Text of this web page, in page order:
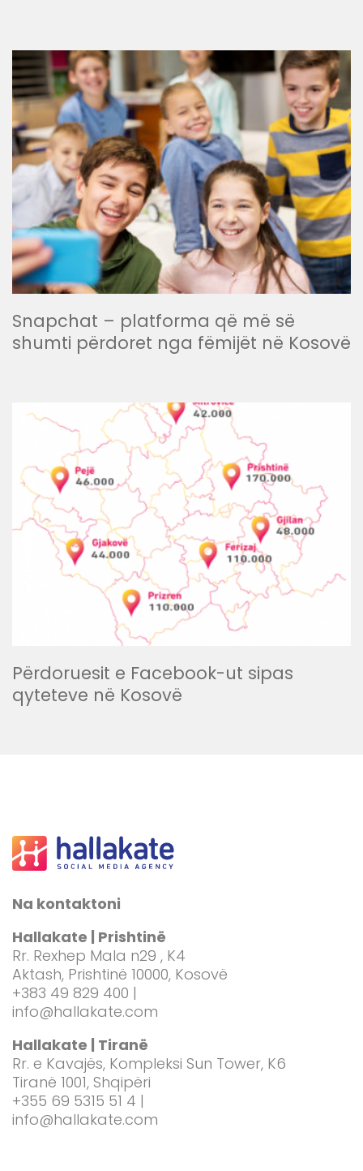
Snapchat – platforma që më së
shumti përdoret nga fëmijët në Kosovë
Përdoruesit e Facebook-ut sipas
qyteteve në Kosovë
Na kontaktoni
Hallakate | Prishtinë
Rr. Rexhep Mala n29 , K4
Aktash, Prishtinë 10000, Kosovë
+383 49 829 400 |
info@hallakate.com
Hallakate | Tiranë
Rr. e Kavajës, Kompleksi Sun Tower, K6
Tiranë 1001, Shqipëri
+355 69 5315 51 4 |
info@hallakate.com